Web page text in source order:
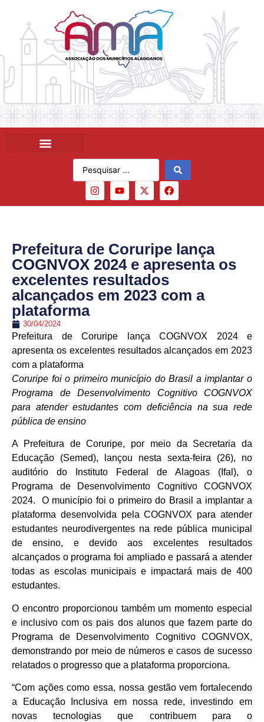
Prefeitura de Coruripe lança
COGNVOX 2024 e apresenta os
excelentes resultados
alcançados em 2023 com a
plataforma
30/04/2024
Prefeitura de Coruripe lança COGNVOX 2024 e
apresenta os excelentes resultados alcançados em 2023
com a plataforma
Coruripe foi o primeiro município do Brasil a implantar o
Programa de Desenvolvimento Cognitivo COGNVOX
para atender estudantes com deficiência na sua rede
pública de ensino
A Prefeitura de Coruripe, por meio da Secretaria da
Educação (Semed), lançou nesta sexta-feira (26), no
auditório do Instituto Federal de Alagoas (Ifal), o
Programa de Desenvolvimento Cognitivo COGNVOX
2024. O município foi o primeiro do Brasil a implantar a
plataforma desenvolvida pela COGNVOX para atender
estudantes neurodivergentes na rede pública municipal
de ensino, e devido aos excelentes resultados
alcançados o programa foi ampliado e passará a atender
todas as escolas municipais e impactará mais de 400
estudantes.
O encontro proporcionou também um momento especial
e inclusivo com os pais dos alunos que fazem parte do
Programa de Desenvolvimento Cognitivo COGNVOX,
demonstrando por meio de números e casos de sucesso
relatados o progresso que a plataforma proporciona.
“Com ações como essa, nossa gestão vem fortalecendo
a Educação Inclusiva em nossa rede, investindo em
novas tecnologias que contribuem para o